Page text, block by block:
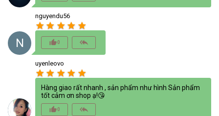
N
nguyendu56
star star star star star
thumb_up_alt0 reply_all
uyenleovo
star star star star star
Hàng giao rất nhanh , sản phẩm như hình Sản phẩm
tốt cảm ơn shop ạ!😘
thumb_up_alt0 reply_all